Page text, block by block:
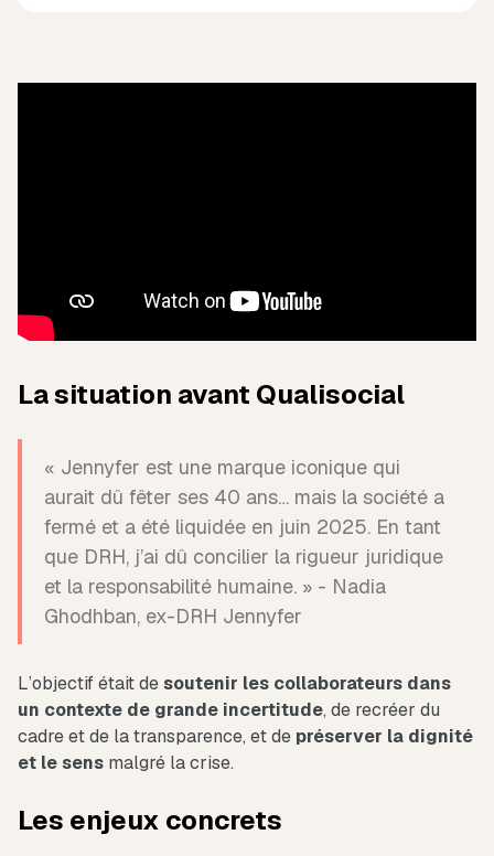
La situation avant Qualisocial
« Jennyfer est une marque iconique qui
aurait dû fêter ses 40 ans… mais la société a
fermé et a été liquidée en juin 2025. En tant
que DRH, j’ai dû concilier la rigueur juridique
et la responsabilité humaine. » - Nadia
Ghodhban, ex-DRH Jennyfer
L’objectif était desoutenir les collaborateurs dans
un contexte de grande incertitude, de recréer du
cadre et de la transparence, et de préserver la dignité
et le sens malgré la crise.
Les enjeux concrets